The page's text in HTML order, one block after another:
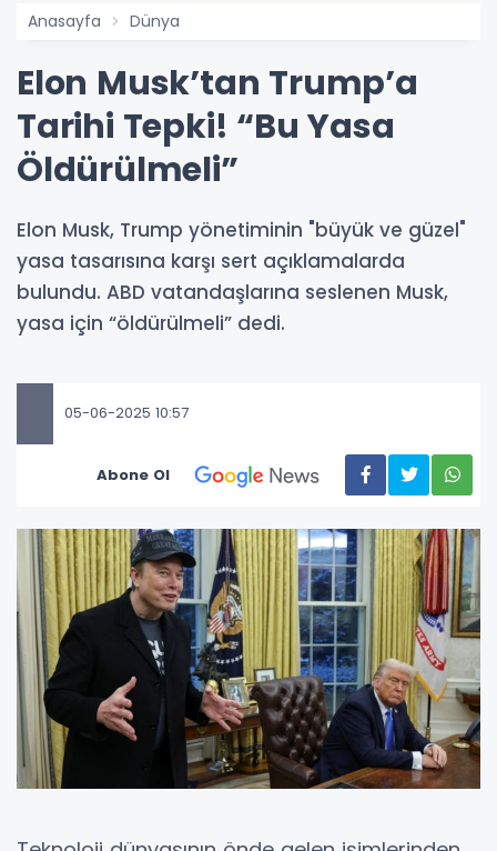
Anasayfa Dünya
Elon Musk’tan Trump’a
Tarihi Tepki! “Bu Yasa
Öldürülmeli”
Elon Musk, Trump yönetiminin "büyük ve güzel"
yasa tasarısına karşı sert açıklamalarda
bulundu. ABD vatandaşlarına seslenen Musk,
yasa için “öldürülmeli” dedi.
05-06-2025 10:57
Abone Ol